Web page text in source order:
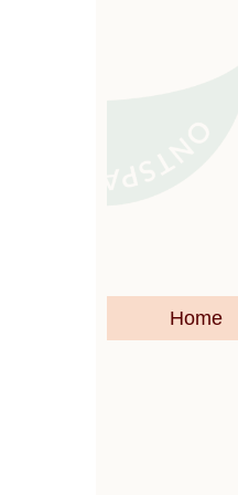
Home